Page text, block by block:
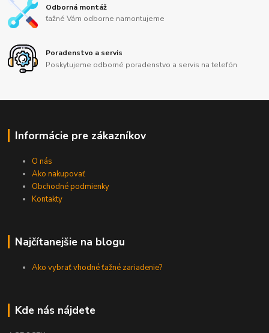
Odborná montáž
ťažné Vám odborne namontujeme
Poradenstvo a servis
Poskytujeme odborné poradenstvo a servis na telefón
Informácie pre zákazníkov
O nás
Ako nakupovať
Obchodné podmienky
Kontakty
Najčítanejšie na blogu
Ako vybrať vhodné ťažné zariadenie?
Kde nás nájdete